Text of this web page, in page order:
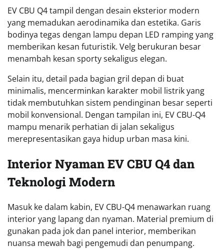
EV CBU Q4 tampil dengan desain eksterior modern
yang memadukan aerodinamika dan estetika. Garis
bodinya tegas dengan lampu depan LED ramping yang
memberikan kesan futuristik. Velg berukuran besar
menambah kesan sporty sekaligus elegan.
Selain itu, detail pada bagian gril depan di buat
minimalis, mencerminkan karakter mobil listrik yang
tidak membutuhkan sistem pendinginan besar seperti
mobil konvensional. Dengan tampilan ini, EV CBU-Q4
mampu menarik perhatian di jalan sekaligus
merepresentasikan gaya hidup urban masa kini.
Interior Nyaman EV CBU Q4 dan
Teknologi Modern
Masuk ke dalam kabin, EV CBU-Q4 menawarkan ruang
interior yang lapang dan nyaman. Material premium di
gunakan pada jok dan panel interior, memberikan
nuansa mewah bagi pengemudi dan penumpang.